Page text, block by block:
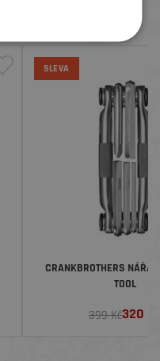
SLEVA
CRANKBROTHERS
TOOL
399 Kč320